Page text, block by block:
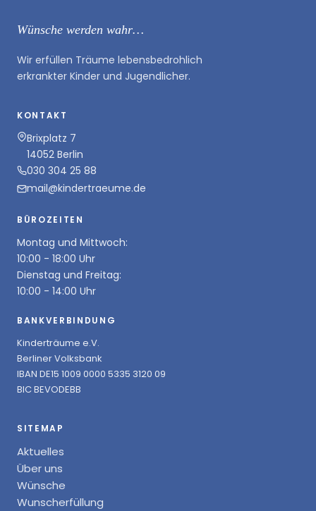
Wünsche werden wahr…
Wir erfüllen Träume lebensbedrohlich
erkrankter Kinder und Jugendlicher.
KONTAKT
Brixplatz 7
14052 Berlin
030 304 25 88
mail@kindertraeume.de
BÜROZEITEN
Montag und Mittwoch:
10:00 - 18:00 Uhr
Dienstag und Freitag:
10:00 - 14:00 Uhr
BANKVERBINDUNG
Kinderträume e.V.
Berliner Volksbank
IBAN DE15 1009 0000 5335 3120 09
BIC BEVODEBB
SITEMAP
Aktuelles
Über uns
Wünsche
Wunscherfüllung